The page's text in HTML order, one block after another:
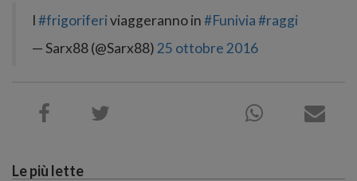
I#frigoriferiviaggeranno in#Funivia#raggi
— Sarx88 (@Sarx88)25 ottobre 2016
Le più lette